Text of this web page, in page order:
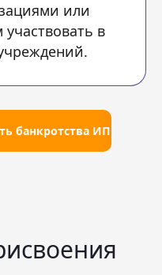
или
в
банкротства ИП